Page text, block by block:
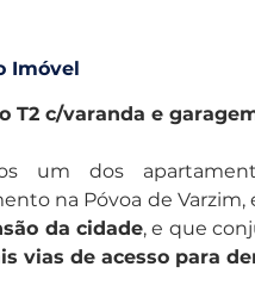
Imóvel
T2 c/varanda e
um dos
na Póvoa de Varzim,
da cidade, e que
vias de acesso para